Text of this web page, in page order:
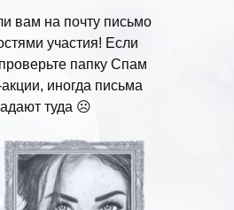
вам на почту письмо
участия! Если
папку Спам
иногда письма
туда ☹️